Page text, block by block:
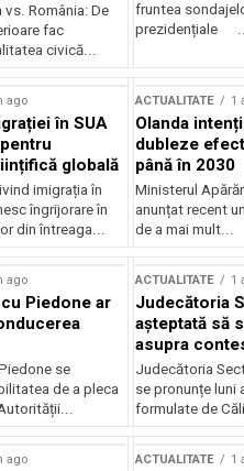
România: De
fac
civică...
fruntea
prezidențiale
ago
în SUA
globală
imigrația în
îngrijorare în
din întreaga...
ACTUALITATE 1
Olanda
dubleze
până în 2030
Ministerul
anunțat recent
de a mai mult...
ago
Piedone ar
se
de a pleca
ACTUALITATE 1
Judecătoria
așteptată să
asupra
Georgescu
judiciar
Judecătoria
se pronunțe luni
formulate de
ago ACTUALITATE 1